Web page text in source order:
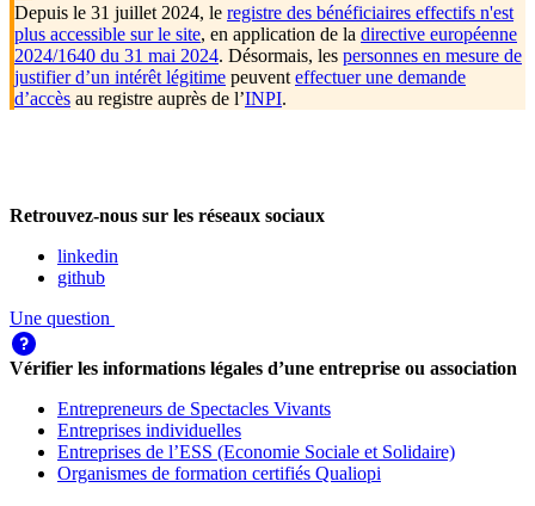
Depuis le 31 juillet 2024, le registre des bénéficiaires effectifs n'est
plus accessible sur le site, en application de la directive européenne
2024/1640 du 31 mai 2024. Désormais, les personnes en mesure de
justifier d’un intérêt légitime peuvent effectuer une demande
d’accès au registre auprès de l’INPI.
Retrouvez-nous sur les réseaux sociaux
linkedin
github
Une question
Vérifier les informations légales d’une entreprise ou association
Entrepreneurs de Spectacles Vivants
Entreprises individuelles
Entreprises de l’ESS (Economie Sociale et Solidaire)
Organismes de formation certifiés Qualiopi